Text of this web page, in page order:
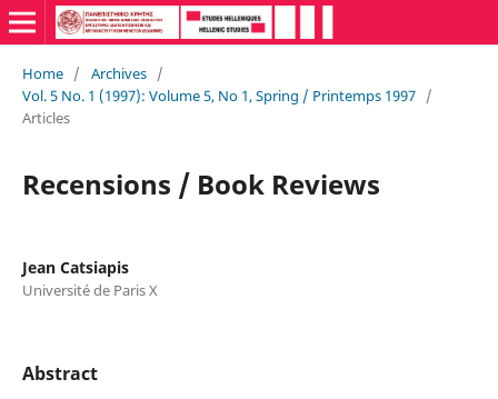
Home / Archives /
Vol. 5 No. 1 (1997): Volume 5, No 1, Spring / Printemps 1997 /
Articles
Recensions / Book Reviews
Jean Catsiapis
Université de Paris X
Abstract